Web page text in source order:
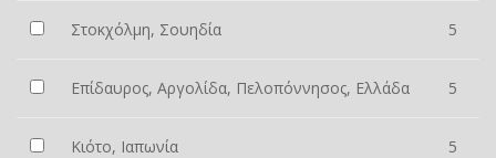
Στοκχόλμη, Σουηδία 5
Επίδαυρος, Αργολίδα, Πελοπόννησος, Ελλάδα 5
Κιότο, Ιαπωνία 5